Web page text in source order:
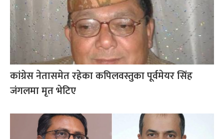
कांग्रेस नेतासमेत रहेका कपिलवस्तुका पूर्वमेयर सिंह
जंगलमा मृत भेटिए